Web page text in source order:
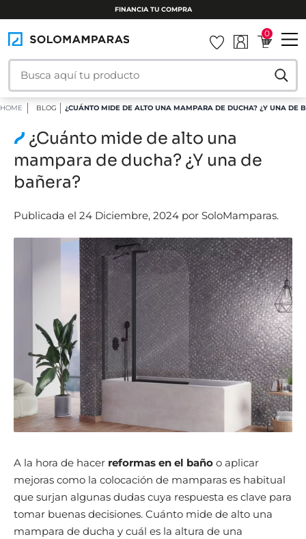
INSTALAMOS TU MAMPARA
0
HOME BLOG ¿CUÁNTO MIDE DE ALTO UNA MAMPARA DE DUCHA? ¿Y UNA DE
¿Cuánto mide de alto una
mampara de ducha? ¿Y una de
bañera?
Publicada el 24 Diciembre, 2024 por SoloMamparas.
A la hora de hacer reformas en el baño o aplicar
mejoras como la colocación de mamparas es habitual
que surjan algunas dudas cuya respuesta es clave para
tomar buenas decisiones. Cuánto mide de alto una
mampara de ducha y cuál es la altura de una